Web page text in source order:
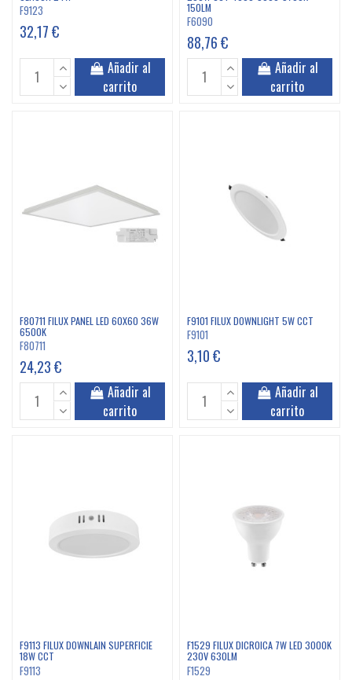
F9123
32,17 €
Añadir al
carrito
150LM
F6090
88,76 €
Añadir al
carrito
F80711 FILUX PANEL LED 60X60 36W
6500K
F80711
24,23 €
Añadir al
carrito
F9101 FILUX DOWNLIGHT 5W CCT
F9101
3,10 €
Añadir al
carrito
F9113 FILUX DOWNLAIN SUPERFICIE
18W CCT
F9113
F1529 FILUX DICROICA 7W LED 3000K
230V 630LM
F1529